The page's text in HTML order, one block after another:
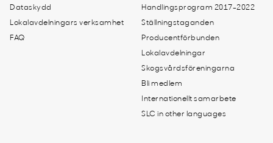
Dataskydd
Lokalavdelningars verksamhet
FAQ
Handlingsprogram 2017-2022
Ställningstaganden
Producentförbunden
Lokalavdelningar
Skogsvårdsföreningarna
Bli medlem
Internationellt samarbete
SLC in other languages